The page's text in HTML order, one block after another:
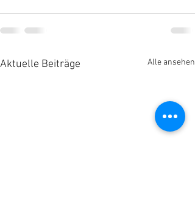
Aktuelle Beiträge Alle ansehen